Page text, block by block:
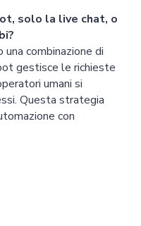
solo la live chat, o
combinazione di
gestisce le richieste
umani si
Questa strategia
con